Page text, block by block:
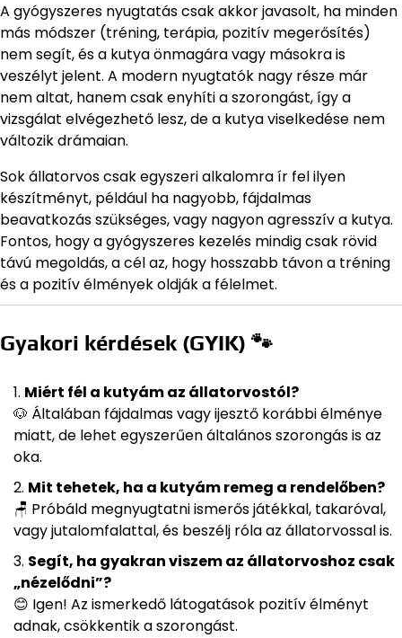
A gyógyszeres nyugtatás csak akkor javasolt, ha minden
más módszer (tréning, terápia, pozitív megerősítés)
nem segít, és a kutya önmagára vagy másokra is
veszélyt jelent. A modern nyugtatók nagy része már
nem altat, hanem csak enyhíti a szorongást, így a
vizsgálat elvégezhető lesz, de a kutya viselkedése nem
változik drámaian.
Sok állatorvos csak egyszeri alkalomra ír fel ilyen
készítményt, például ha nagyobb, fájdalmas
beavatkozás szükséges, vagy nagyon agresszív a kutya.
Fontos, hogy a gyógyszeres kezelés mindig csak rövid
távú megoldás, a cél az, hogy hosszabb távon a tréning
és a pozitív élmények oldják a félelmet.
Gyakori kérdések (GYIK) 🐾
Miért fél a kutyám az állatorvostól?
🐶 Általában fájdalmas vagy ijesztő korábbi élménye
miatt, de lehet egyszerűen általános szorongás is az
oka.
Mit tehetek, ha a kutyám remeg a rendelőben?
🪑 Próbáld megnyugtatni ismerős játékkal, takaróval,
vagy jutalomfalattal, és beszélj róla az állatorvossal is.
Segít, ha gyakran viszem az állatorvoshoz csak
„nézelődni”?
😊 Igen! Az ismerkedő látogatások pozitív élményt
adnak, csökkentik a szorongást.